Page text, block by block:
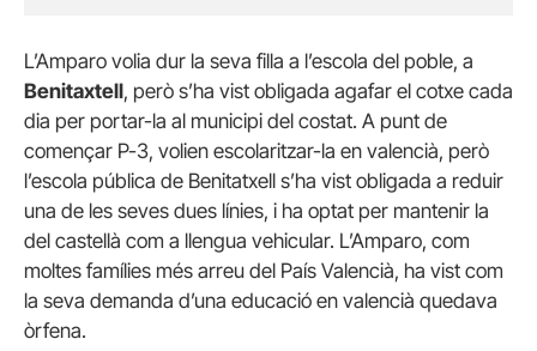
L’Amparo volia dur la seva filla a l’escola del poble, a
Benitaxtell, però s’ha vist obligada agafar el cotxe cada
dia per portar-la al municipi del costat. A punt de
començar P-3, volien escolaritzar-la en valencià, però
l’escola pública de Benitatxell s’ha vist obligada a reduir
una de les seves dues línies, i ha optat per mantenir la
del castellà com a llengua vehicular. L’Amparo, com
moltes famílies més arreu del País Valencià, ha vist com
la seva demanda d’una educació en valencià quedava
òrfena.